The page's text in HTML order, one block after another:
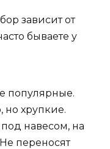
зависит от
бываете у
популярные.
но хрупкие.
навесом, на
переносят